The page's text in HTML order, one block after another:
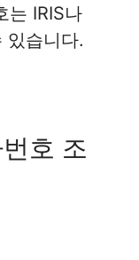
는 IRIS나
있습니다.
호 조